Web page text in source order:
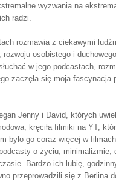
wyzwania na
radzi.
rozmawia z ciekawymi
osobistego i
w jego podcastach,
zaczęła się moja fascynacja
Jenny i David, których
kręciła filmiki na YT,
było go coraz więcej w
o życiu, minimalizmie,
Bardzo ich lubię,
przeprowadzili się z Berlina